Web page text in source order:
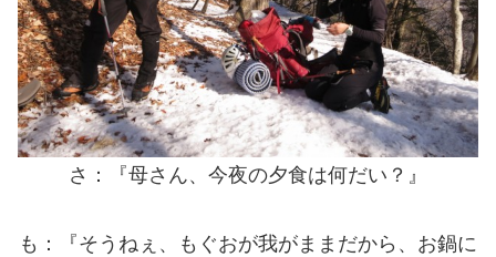
さ：『母さん、今夜の夕食は何だい？』
も：『そうねぇ、もぐおが我がままだから、お鍋に